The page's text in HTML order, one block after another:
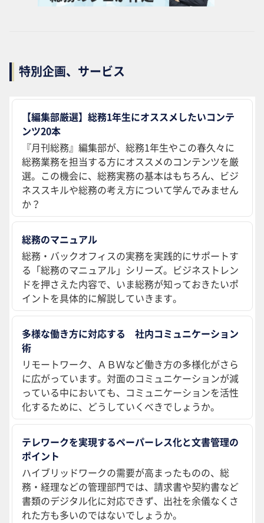
特別企画、サービス
【編集部厳選】総務1年生にオススメしたいコンテ
ンツ20本
『月刊総務』編集部が、総務1年生やこの春久々に
総務業務を担当する方にオススメのコンテンツを厳
選。この機会に、総務実務の基本はもちろん、ビジ
ネススキルや総務の考え方について学んでみません
か？
総務のマニュアル
総務・バックオフィスの実務を実践的にサポートす
る「総務のマニュアル」シリーズ。ビジネストレン
ドを押さえた内容で、いま総務が知っておきたいポ
イントを具体的に解説していきます。
多様な働き方に対応する 社内コミュニケーション
術
リモートワーク、ＡＢＷなど働き方の多様化がさら
に広がっています。対面のコミュニケーションが減
っている中においても、コミュニケーションを活性
化するために、どうしていくべきでしょうか。
テレワークを実現するペーパーレス化と文書管理の
ポイント
ハイブリッドワークの需要が高まったものの、総
務・経理などの管理部門では、請求書や契約書など
書類のデジタル化に対応できず、出社を余儀なくさ
れた方も多いのではないでしょうか。